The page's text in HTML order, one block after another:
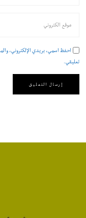
احفظ اسمي، بريدي الإلكتروني،
تعليقي.